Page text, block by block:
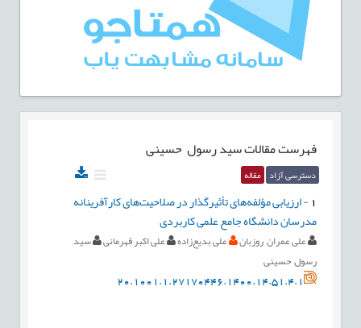
فهرست مقالاتسید رسول حسینی
دسترسی آزاد مقاله
-ارزیابی مؤلفه‌های تأثیرگذار در صلاحیت‌های کارآفرینانه
مدرسان دانشگاه جامع علمی کاربردی
علی عمران روزبان علی بدیع‌زاده علی اکبر قهرمانی
سید
رسول حسینی
20.1001.1.27170446.1400.14.51.4.1